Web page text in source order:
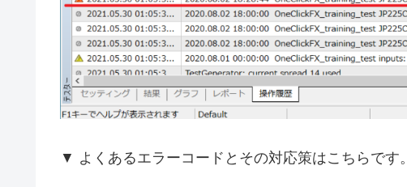
▼ よくあるエラーコードとその対応策はこちらです。